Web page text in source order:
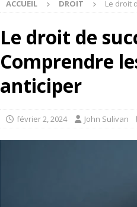
ACCUEIL DROIT Le droit
Le droit de
Comprendre
anticiper
février 2, 2024 John Sulivan